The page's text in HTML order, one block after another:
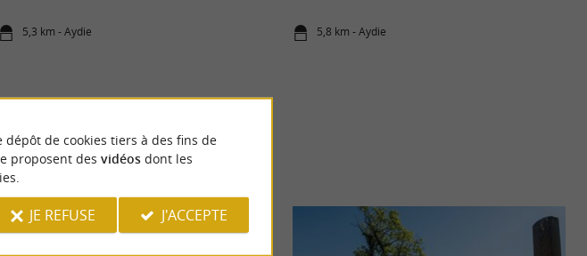
5,3 km - Aydie 5,8 km - Aydie
AUSSI
de cookies tiers à des fins de
proposent des vidéosdont les
JE REFUSE J'ACCEPTE